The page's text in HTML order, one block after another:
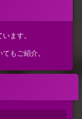
ます。
もご紹介。